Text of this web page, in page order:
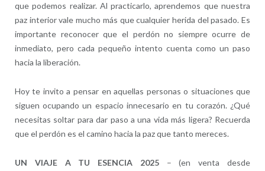
que podemos realizar. Al practicarlo, aprendemos que nuestra
paz interior vale mucho más que cualquier herida del pasado. Es
importante reconocer que el perdón no siempre ocurre de
inmediato, pero cada pequeño intento cuenta como un paso
hacia la liberación.
Hoy te invito a pensar en aquellas personas o situaciones que
siguen ocupando un espacio innecesario en tu corazón. ¿Qué
necesitas soltar para dar paso a una vida más ligera? Recuerda
que el perdón es el camino hacia la paz que tanto mereces.
UN VIAJE A TU ESENCIA 2025– (en venta desde